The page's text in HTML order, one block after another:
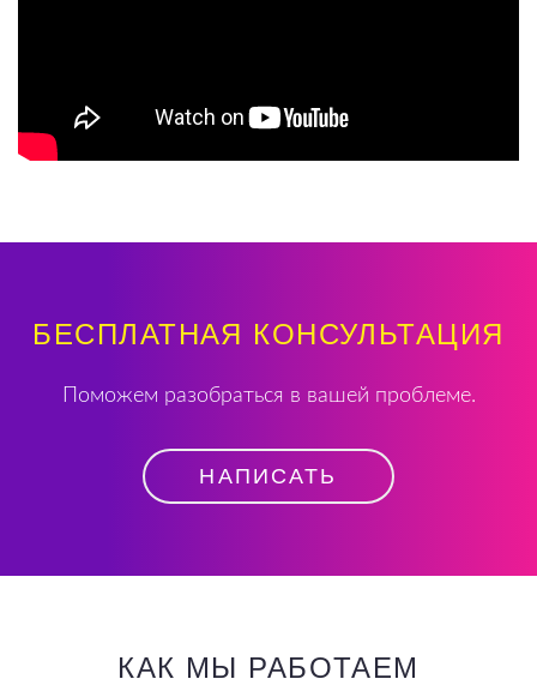
БЕСПЛАТНАЯ КОНСУЛЬТАЦИЯ
Поможем разобраться в вашей проблеме.
НАПИСАТЬ
КАК МЫ РАБОТАЕМ